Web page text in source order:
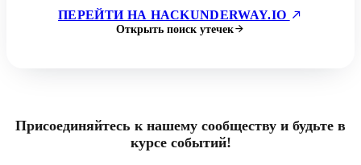
ПЕРЕЙТИ НА HACKUNDERWAY.IO
Открыть поиск утечек
Присоединяйтесь к нашему сообществу и будьте в
курсе событий!